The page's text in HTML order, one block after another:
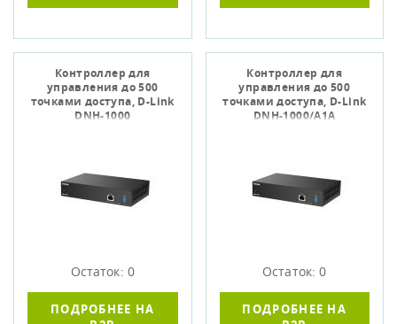
Контроллер для
управления до 500
точками доступа, D-Link
DNH-1000
Остаток: 0
ПОДРОБНЕЕ НА
Контроллер для
управления до 500
точками доступа, D-Link
DNH-1000/A1A
Остаток: 0
ПОДРОБНЕЕ НА